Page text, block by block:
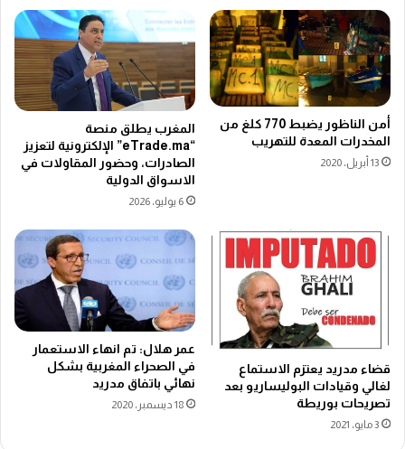
أمن الناظور يضبط 770 كلغ من
المخدرات المعدة للتهريب
13 أبريل، 2020
المغرب يطلق منصة
“eTrade.ma” الإلكترونية لتعزيز
الصادرات، وحضور المقاولات في
الاسواق الدولية
6 يوليو، 2026
قضاء مدريد يعتزم الاستماع
لغالي وقيادات البوليساريو بعد
تصريحات بوريطة
3 مايو، 2021
عمر هلال: تم انهاء الاستعمار
في الصحراء المغربية بشكل
نهائي باتفاق مدريد
18 ديسمبر، 2020